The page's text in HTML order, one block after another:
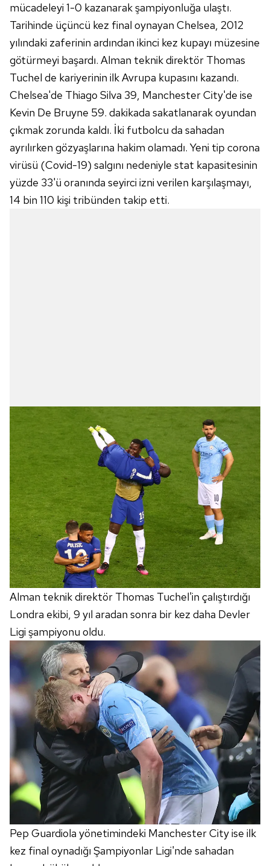
mücadeleyi 1-0 kazanarak şampiyonluğa ulaştı.
Tarihinde üçüncü kez final oynayan Chelsea, 2012
yılındaki zaferinin ardından ikinci kez kupayı müzesine
götürmeyi başardı. Alman teknik direktör Thomas
Tuchel de kariyerinin ilk Avrupa kupasını kazandı.
Chelsea'de Thiago Silva 39, Manchester City'de ise
Kevin De Bruyne 59. dakikada sakatlanarak oyundan
çıkmak zorunda kaldı. İki futbolcu da sahadan
ayrılırken gözyaşlarına hakim olamadı. Yeni tip corona
virüsü (Covid-19) salgını nedeniyle stat kapasitesinin
yüzde 33'ü oranında seyirci izni verilen karşılaşmayı,
14 bin 110 kişi tribünden takip etti.
Alman teknik direktör Thomas Tuchel'in çalıştırdığı
Londra ekibi, 9 yıl aradan sonra bir kez daha Devler
Ligi şampiyonu oldu.
Pep Guardiola yönetimindeki Manchester City ise ilk
kez final oynadığı Şampiyonlar Ligi'nde sahadan